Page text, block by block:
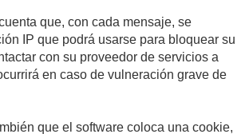
que, con cada mensaje, se
IP que podrá usarse para bloquear su
con su proveedor de servicios a
en caso de vulneración grave de
que el software coloca una cookie,